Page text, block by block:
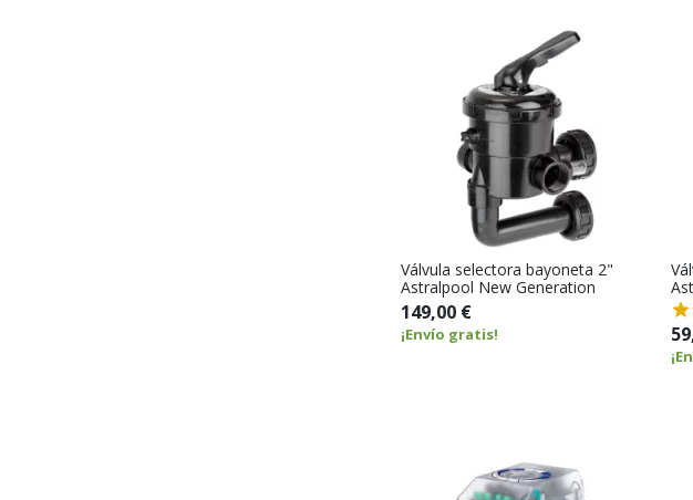
Válvula selectora bayoneta 2"
Astralpool New Generation
149,00 €
¡Envío gratis!